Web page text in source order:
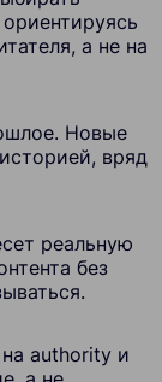
а не на
Новые
вряд
реальную
без
authority и